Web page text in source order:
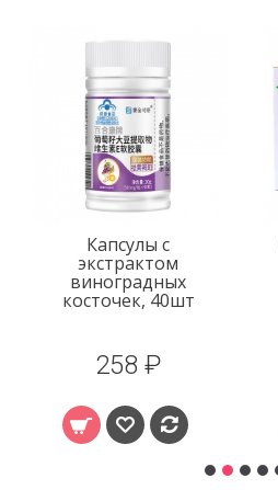
Капсулы с
экстрактом
виноградных
косточек, 40шт
258 ₽